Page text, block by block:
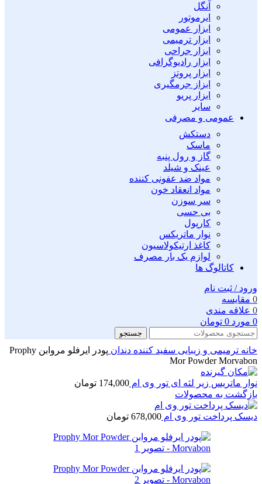
آنگل
ایرموتور
ابزار عمومی
ابزار ترمیمی
ابزار جراحی
ابزار رادیوگرافی
ابزار پروتز
ابزاز جرمگیری
ابزار پریو
سایر
عمومی و مصرفی
دستکش
ماسک
گاز و رول پنبه
عینک و شیلد
مواد ضد عفونی کننده
مواد انعقاد خون
سر سوزن
بی حسی
کارپول
نوار ماتریکس
کاغذ ارتیکولاسیون
لوازم یک بار مصرف
کاتالوگ ها
ورود / ثبت نام
0 مقايسه
0 علاقه مندی
0 مورد 0 تومان
جستجو
خانه ترمیمی و زیبایی سفید کننده دندان
پودر ایرفلو مروابن Prophy
Mor Powder Morvabon
نوار ماتریس زیر لثه ای تور وی ام 174,000 تومان
بازگشت به محصولات
دیسک پرداخت تور وی ام 678,000 تومان